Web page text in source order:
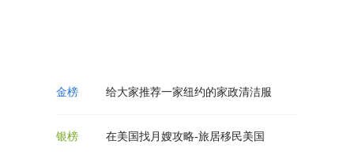
给大家推荐一家纽约的家政清洁服
在美国找月嫂攻略-旅居移民美国